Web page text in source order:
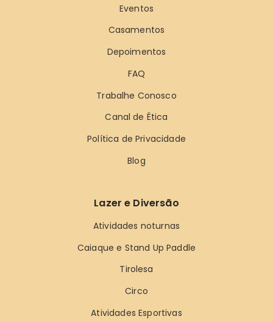
Eventos
Casamentos
Depoimentos
FAQ
Trabalhe Conosco
Canal de Ética
Política de Privacidade
Blog
Lazer e Diversão
Atividades noturnas
Caiaque e Stand Up Paddle
Tirolesa
Circo
Atividades Esportivas